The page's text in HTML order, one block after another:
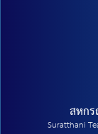
สหก
Suratthani